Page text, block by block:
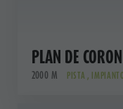
PLAN DE
2000 M PISTA , IMPIANTO